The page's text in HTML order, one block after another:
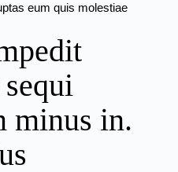
eum quis molestiae
minus in.